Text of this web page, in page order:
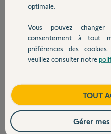
Devis avec un pro
Contact
Actuellement quel est le point de
Anonyme il y a
Bonjour et merci de me répondre
actuellement le point de cde est le
les leds s'allument quand je
optimale.
Vous pouvez
consentement à tout
préférences des
veuillez consulter notre
TOUT
Gérer